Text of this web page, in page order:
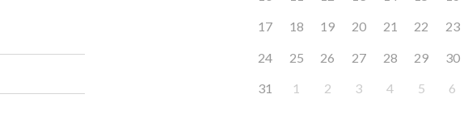
17 18 19 20 21 22 23
24 25 26 27 28 29 30
31 1 2 3 4 5 6